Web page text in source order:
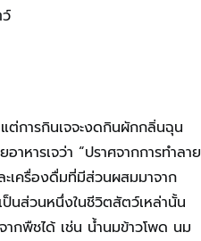
ต่การกินเจจะงดกินผักกลิ่นฉุน
หารเจว่า “ปราศจากการทำลาย
เครื่องดื่มที่มีส่วนผสมมาจาก
ป็นส่วนหนึ่งในชีวิตสัตว์เหล่านั้น
กพืชได้ เช่น น้ำนมข้าวโพด นม